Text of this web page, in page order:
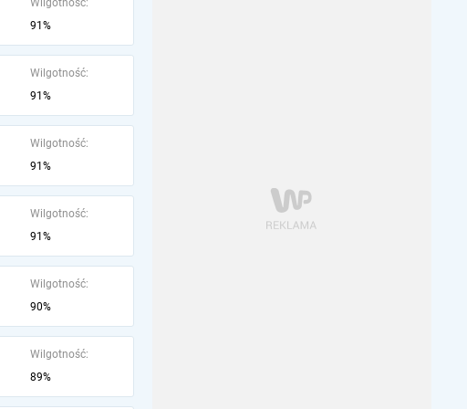
Wilgotność:
91%
Wilgotność:
91%
Wilgotność:
91%
Wilgotność:
91%
Wilgotność:
90%
Wilgotność:
89%